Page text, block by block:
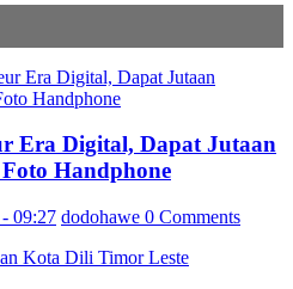
Era Digital, Dapat Jutaan
Handphone
09:27 dodohawe 0 Comments